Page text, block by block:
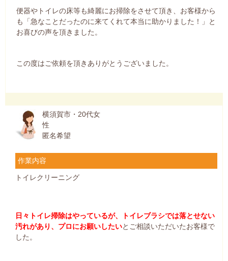
便器やトイレの床等も綺麗にお掃除をさせて頂き、お客様から
も「急なことだったのに来てくれて本当に助かりました！」と
お喜びの声を頂きました。
この度はご依頼を頂きありがとうございました。
横須賀市・20代女
性
匿名希望
作業内容
トイレクリーニング
日々トイレ掃除はやっているが、トイレブラシでは落とせない
汚れがあり、プロにお願いしたいとご相談いただいたお客様で
した。